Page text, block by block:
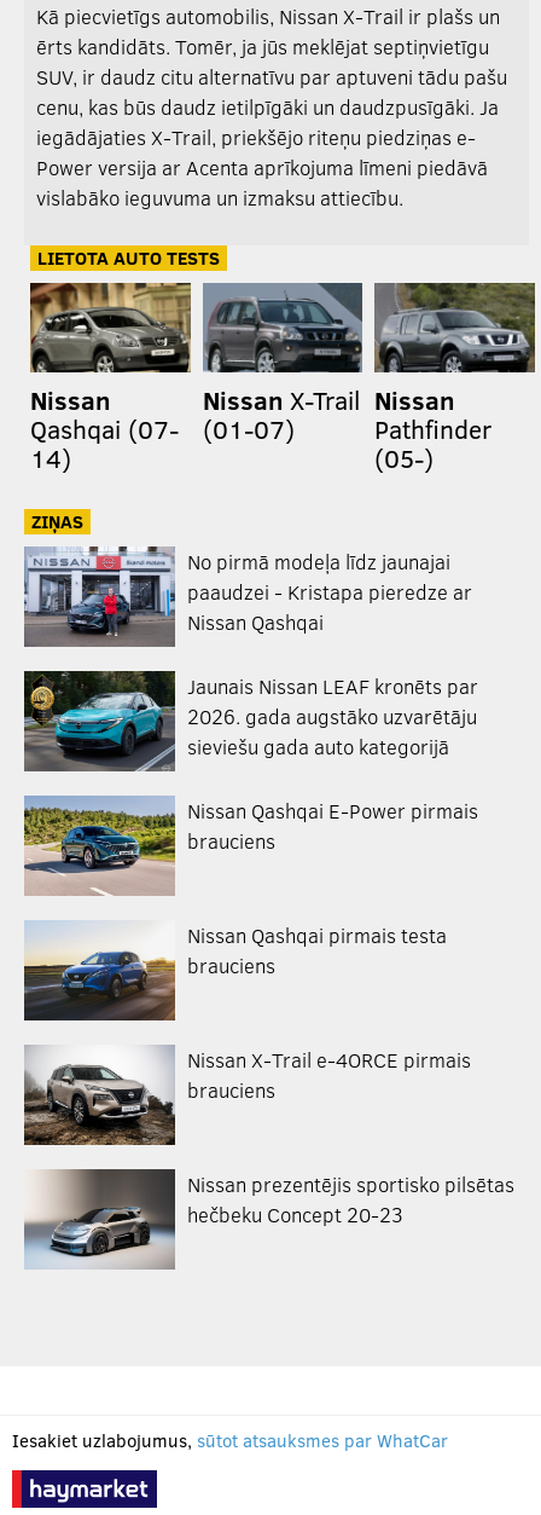
Kā piecvietīgs automobilis, Nissan X-Trail ir plašs un
ērts kandidāts. Tomēr, ja jūs meklējat septiņvietīgu
SUV, ir daudz citu alternatīvu par aptuveni tādu pašu
cenu, kas būs daudz ietilpīgāki un daudzpusīgāki. Ja
iegādājaties X-Trail, priekšējo riteņu piedziņas e-
Power versija ar Acenta aprīkojuma līmeni piedāvā
vislabāko ieguvuma un izmaksu attiecību.
LIETOTA AUTO TESTS
Nissan
Qashqai (07-
14)
Nissan X-Trail
(01-07)
Nissan
Pathfinder
(05-)
ZIŅAS
No pirmā modeļa līdz jaunajai
paaudzei - Kristapa pieredze ar
Nissan Qashqai
Jaunais Nissan LEAF kronēts par
2026. gada augstāko uzvarētāju
sieviešu gada auto kategorijā
Nissan Qashqai E-Power pirmais
brauciens
Nissan Qashqai pirmais testa
brauciens
Nissan X-Trail e-4ORCE pirmais
brauciens
Nissan prezentējis sportisko pilsētas
hečbeku Concept 20-23
Iesakiet uzlabojumus, sūtot atsauksmes par WhatCar